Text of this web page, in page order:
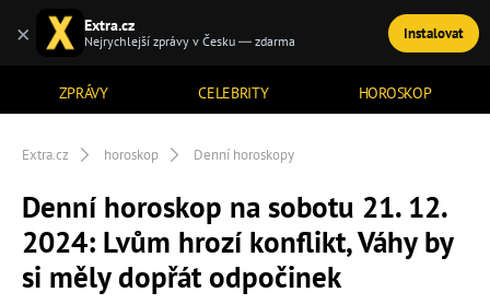
ZPRÁVY CELEBRITY HOROSKOP
TÉMATA
Extra.cz horoskop Denní horoskopy
Denní horoskop na sobotu 21. 12.
2024: Lvům hrozí konflikt, Váhy by
si měly dopřát odpočinek
× Extra.cz
Nejrychlejší zprávy v Česku — zdarma Instalovat